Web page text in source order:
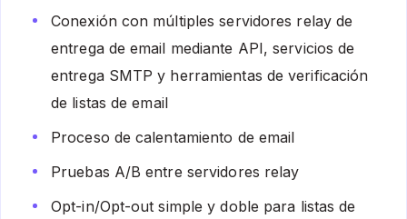
Conexión con múltiples servidores relay de
entrega de email mediante API, servicios de
entrega SMTP y herramientas de verificación
de listas de email
Proceso de calentamiento de email
Pruebas A/B entre servidores relay
Opt-in/Opt-out simple y doble para listas de